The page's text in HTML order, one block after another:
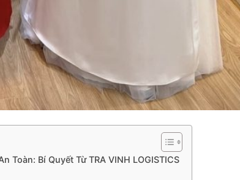
Toàn: Bí Quyết Từ TRA VINH LOGISTICS